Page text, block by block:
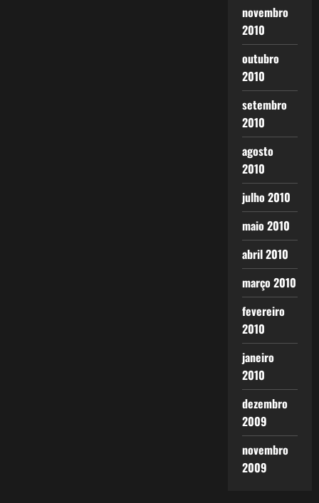
novembro
2010
outubro
2010
setembro
2010
agosto
2010
julho 2010
maio 2010
abril 2010
março 2010
fevereiro
2010
janeiro
2010
dezembro
2009
novembro
2009